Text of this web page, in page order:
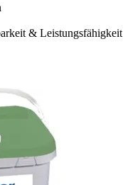
& Leistungsfähigkeit